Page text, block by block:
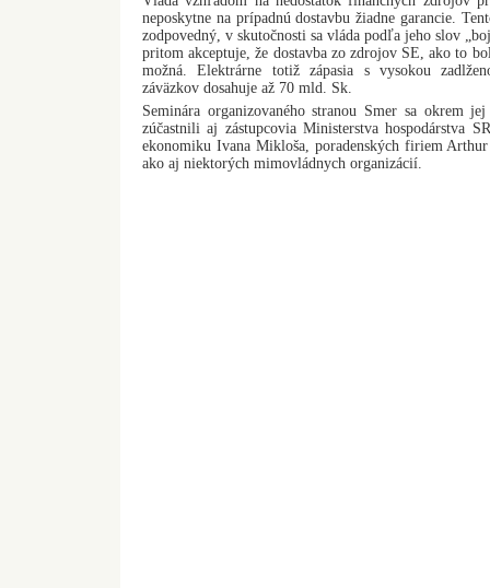
neposkytne na prípadnú dostavbu žiadne garancie.
zodpovedný, v skutočnosti sa vláda podľa jeho slov
pritom akceptuje, že dostavba zo zdrojov SE, ako to
možná. Elektrárne totiž zápasia s vysokou
záväzkov dosahuje až 70 mld. Sk.
Seminára organizovaného stranou Smer sa okrem
zúčastnili aj zástupcovia Ministerstva hospodárstva
ekonomiku Ivana Mikloša, poradenských firiem
ako aj niektorých mimovládnych organizácií.